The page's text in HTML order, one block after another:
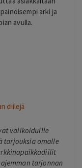
arki ja
avulla.
diilejä
valikoiduille
tarjouksia omalle
tarjonnan